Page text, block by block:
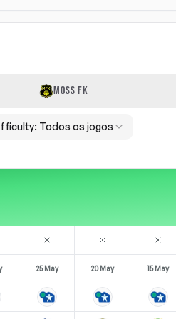
MOSS FK
Todos os jogos
25 May 20 May 15 May